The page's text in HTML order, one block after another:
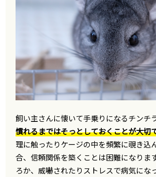
飼い主さんに懐いて手乗りになるチンチ
慣れるまではそっとしておくことが大切
理に触ったりケージの中を頻繁に覗き込
合、信頼関係を築くことは困難になりま
ろか、威嚇されたりストレスで病気にな